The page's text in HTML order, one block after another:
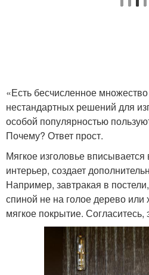
«Есть бесчисленное
нестандартных решений для
особой популярностью
Почему? Ответ прост.
Мягкое изголовье
интерьер, создает
Например, завтракая в
спиной не на голое дерево
мягкое покрытие. Согласитесь,